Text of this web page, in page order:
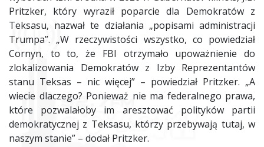
Pritzker, który wyraził poparcie dla Demokratów z
Teksasu, nazwał te działania „popisami administracji
Trumpa”. „W rzeczywistości wszystko, co powiedział
Cornyn, to to, że FBI otrzymało upoważnienie do
zlokalizowania Demokratów z Izby Reprezentantów
stanu Teksas – nic więcej” – powiedział Pritzker. „A
wiecie dlaczego? Ponieważ nie ma federalnego prawa,
które pozwalałoby im aresztować polityków partii
demokratycznej z Teksasu, którzy przebywają tutaj, w
naszym stanie” – dodał Pritzker.